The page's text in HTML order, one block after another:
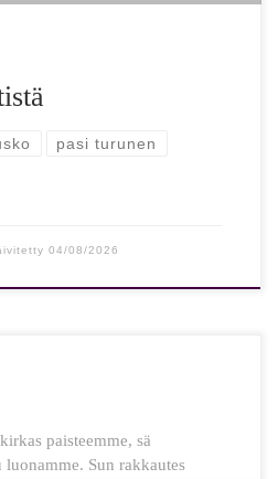
pasi turunen
04/08/2026
paisteemme, sä
Sun rakkautes